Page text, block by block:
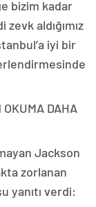
bizim kadar
aldığımız
iyi bir
OKUMA DAHA
Jackson
zorlanan
yanıtı verdi: